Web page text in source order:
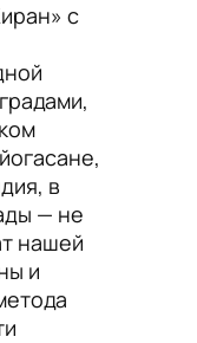
с
в
— не
нашей
и